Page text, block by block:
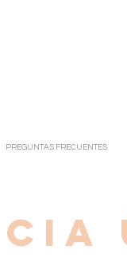
PREGUNTAS FRECUENTES